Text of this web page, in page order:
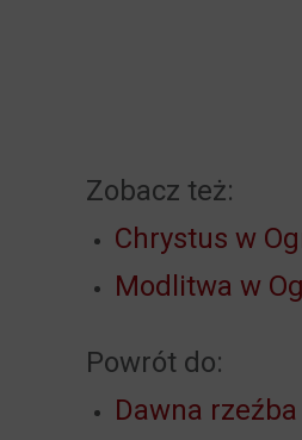
Zobacz też:
Chrystus w
Modlitwa w
Powrót do:
Dawna